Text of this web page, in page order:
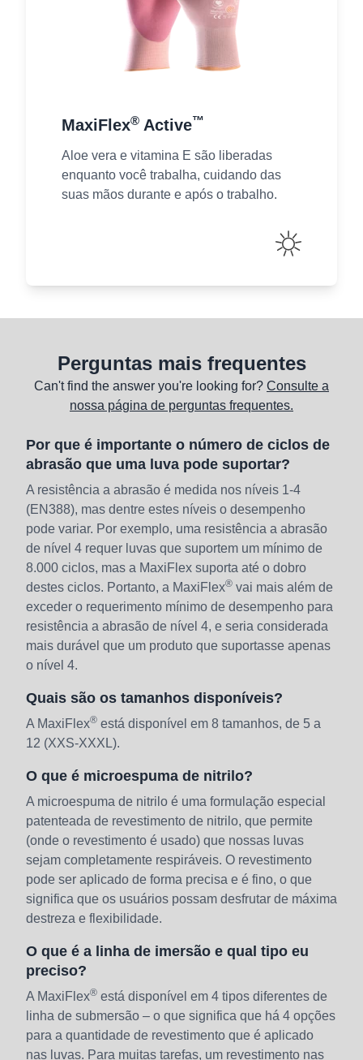
MaxiFlex® Active™
Aloe vera e vitamina E são liberadas
enquanto você trabalha, cuidando das
suas mãos durante e após o trabalho.
Perguntas mais frequentes
Can't find the answer you're looking for? Consulte a
nossa página de perguntas frequentes.
Por que é importante o número de ciclos de
abrasão que uma luva pode suportar?
A resistência a abrasão é medida nos níveis 1-4
(EN388), mas dentre estes níveis o desempenho
pode variar. Por exemplo, uma resistência a abrasão
de nível 4 requer luvas que suportem um mínimo de
8.000 ciclos, mas a MaxiFlex suporta até o dobro
destes ciclos. Portanto, a MaxiFlex® vai mais além de
exceder o requerimento mínimo de desempenho para
resistência a abrasão de nível 4, e seria considerada
mais durável que um produto que suportasse apenas
o nível 4.
Quais são os tamanhos disponíveis?
A MaxiFlex® está disponível em 8 tamanhos, de 5 a
12 (XXS-XXXL).
O que é microespuma de nitrilo?
A microespuma de nitrilo é uma formulação especial
patenteada de revestimento de nitrilo, que permite
(onde o revestimento é usado) que nossas luvas
sejam completamente respiráveis. O revestimento
pode ser aplicado de forma precisa e é fino, o que
significa que os usuários possam desfrutar de máxima
destreza e flexibilidade.
O que é a linha de imersão e qual tipo eu
preciso?
A MaxiFlex® está disponível em 4 tipos diferentes de
linha de submersão – o que significa que há 4 opções
para a quantidade de revestimento que é aplicado
nas luvas. Para muitas tarefas, um revestimento nas